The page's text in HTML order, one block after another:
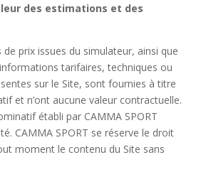
des estimations et des
prix issues du simulateur, ainsi que
tarifaires, techniques ou
sur le Site, sont fournies à titre
et n’ont aucune valeur contractuelle.
établi par CAMMA SPORT
CAMMA SPORT se réserve le droit
moment le contenu du Site sans